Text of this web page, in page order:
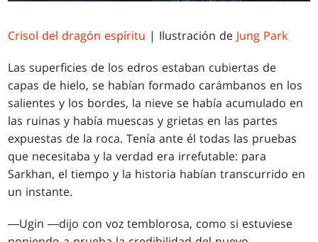
Crisol del dragón espíritu | Ilustración de Jung Park
Las superficies de los edros estaban cubiertas de
capas de hielo, se habían formado carámbanos en los
salientes y los bordes, la nieve se había acumulado en
las ruinas y había muescas y grietas en las partes
expuestas de la roca. Tenía ante él todas las pruebas
que necesitaba y la verdad era irrefutable: para
Sarkhan, el tiempo y la historia habían transcurrido en
un instante.
―Ugin ―dijo con voz temblorosa, como si estuviese